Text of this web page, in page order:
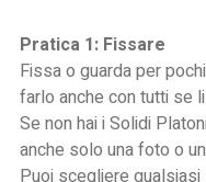
Pratica 1: Fissare
Fissa o guarda per
farlo anche con tutti se
Se non hai i Solidi
anche solo una foto o
Puoi scegliere